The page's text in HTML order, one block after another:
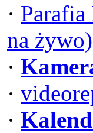
· Parafia
na żywo)
·
·
·